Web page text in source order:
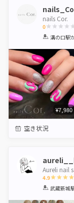
nails Cor.
0
1 2 3 4 5
溝の口駅
¥7,980
空き状況
Aureli nail
4.9
1 2 3 4
武蔵新城